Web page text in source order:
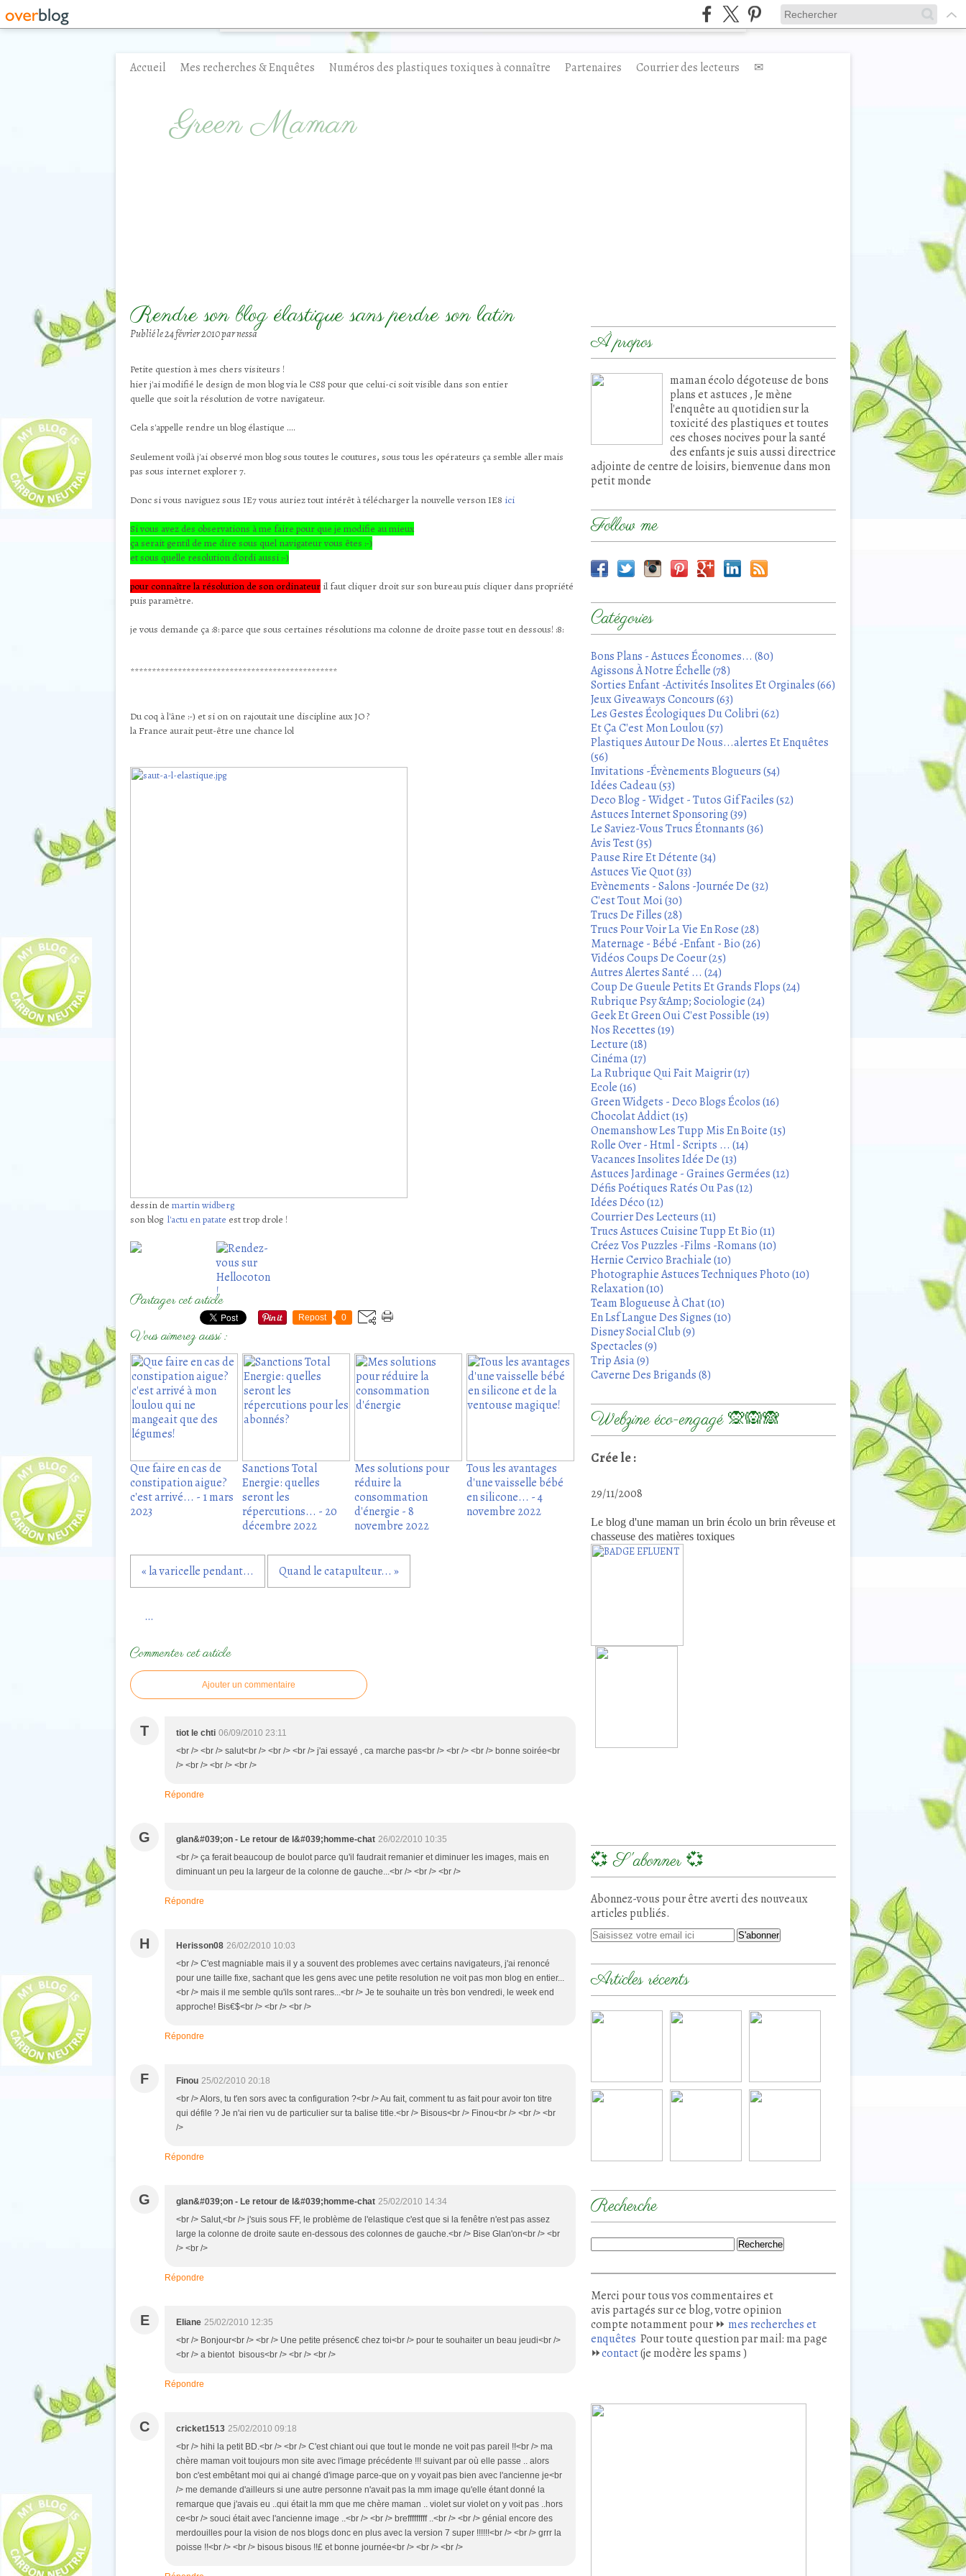
Green Maman
Accueil Mes recherches & Enquêtes Numéros des plastiques toxiques à connaître Partenaires Courrier des lecteurs
✉
Rendre son blog élastique sans perdre son latin
Publié le24 février 2010par nessa
Petite question à mes chers visiteurs !
hier j'ai modifié le design de mon blog via le CSS pour que celui-ci soit visible dans son entier
quelle que soit la résolution de votre navigateur.
Cela s'appelle rendre un blog élastique ....
Seulement voilà j'ai observé mon blog sous toutes le coutures, sous tous les opérateurs ça semble allermais
pas sous internet explorer 7.
Donc si vous naviguez sous IE7 vous auriez tout intérêt à télécharger la nouvelle verson IE8 ici
Si vous avez des observations à me faire pour que je modifie au mieux
ça serait gentil de me dire sous quel navigateur vous êtes :-)
et sous quelle resolution d'ordi aussi :-)
pour connaître la résolution de son ordinateur il faut cliquer droit sur son bureau puis cliquer dans propriété
puis paramètre.
je vous demande ça :8: parce que sous certaines résolutions ma colonne de droite passe tout en dessous! :8:
************************************************
Du coq à l'âne :-) et si on on rajoutait une discipline aux JO ?
la France aurait peut-être une chance lol
dessin de martin widberg
son blog l'actu en patate est trop drole !
Partager cet article
Repost 0
Vous aimerez aussi :
Que faire en cas de
constipation aigue?
c'est arrivé... - 1 mars
2023
Sanctions Total
Energie: quelles
seront les
répercutions... - 20
décembre 2022
Mes solutions pour
réduire la
consommation
d'énergie - 8
novembre 2022
Tous les avantages
d'une vaisselle bébé
en silicone... - 4
novembre 2022
« la varicelle pendant... Quand le catapulteur... »
…
Commenter cet article
Ajouter un commentaire
T tiot le chti 06/09/2010 23:11
<br /> <br /> salut<br /> <br /> <br /> j'ai essayé , ca marche pas<br /> <br /> <br /> bonne soirée<br
/> <br /> <br /> <br />
Répondre
G glan&#039;on - Le retour de l&#039;homme-chat 26/02/2010 10:35
<br /> ça ferait beaucoup de boulot parce qu'il faudrait remanier et diminuer les images, mais en
diminuant un peu la largeur de la colonne de gauche...<br /> <br /> <br />
Répondre
H Herisson08 26/02/2010 10:03
<br /> C'est magniable mais il y a souvent des problemes avec certains navigateurs, j'ai renoncé
pour une taille fixe, sachant que les gens avec une petite resolution ne voit pas mon blog en entier...
<br /> mais il me semble qu'ils sont rares...<br /> Je te souhaite un très bon vendredi, le week end
approche! Bis€$<br /> <br /> <br />
Répondre
F Finou 25/02/2010 20:18
<br /> Alors, tu t'en sors avec ta configuration ?<br /> Au fait, comment tu as fait pour avoir ton titre
qui défile ? Je n'ai rien vu de particulier sur ta balise title.<br /> Bisous<br /> Finou<br /> <br /> <br
/>
Répondre
G glan&#039;on - Le retour de l&#039;homme-chat 25/02/2010 14:34
<br /> Salut,<br /> j'suis sous FF, le problème de l'elastique c'est que si la fenêtre n'est pas assez
large la colonne de droite saute en-dessous des colonnes de gauche.<br /> Bise Glan'on<br /> <br
/> <br />
Répondre
E Eliane 25/02/2010 12:35
<br /> Bonjour<br /> <br /> Une petite présenc€ chez toi<br /> pour te souhaiter un beau jeudi<br />
<br /> a bientot bisous<br /> <br /> <br />
Répondre
C cricket1513 25/02/2010 09:18
<br /> hihi la petit BD.<br /> <br /> C'est chiant oui que tout le monde ne voit pas pareil !!<br /> ma
chère maman voit toujours mon site avec l'image précédente !!! suivant par où elle passe .. alors
bon c'est embêtant moi qui ai changé d'image parce-que on y voyait pas bien avec l'ancienne je<br
/> me demande d'ailleurs si une autre personne n'avait pas la mm image qu'elle étant donné la
remarque que j'avais eu ..qui était la mm que me chère maman .. violet sur violet on y voit pas ..hors
ce<br /> souci était avec l'ancienne image ..<br /> <br /> brefffffffff ..<br /> <br /> génial encore des
merdouilles pour la vision de nos blogs donc en plus avec la version 7 super !!!!!!<br /> <br /> grrr la
poisse !!<br /> <br /> bisous bisous !!£ et bonne journée<br /> <br /> <br />
À propos
maman écolo dégoteuse de bons
plans et astuces , Je mène
l'enquête au quotidien sur la
toxicité des plastiques et toutes
ces choses nocives pour la santé
des enfants je suis aussi directrice
adjointe de centre de loisirs, bienvenue dans mon
petit monde
Follow me
Catégories
Bons Plans - Astuces Économes... (80)
Agissons À Notre Échelle (78)
Sorties Enfant -Activités Insolites Et Orginales (66)
Jeux Giveaways Concours (63)
Les Gestes Écologiques Du Colibri (62)
Et Ça C'est Mon Loulou (57)
Plastiques Autour De Nous...alertes Et Enquêtes
(56)
Invitations -Évènements Blogueurs (54)
Idées Cadeau (53)
Deco Blog - Widget - Tutos Gif Faciles (52)
Astuces Internet Sponsoring (39)
Le Saviez-Vous Trucs Étonnants (36)
Avis Test (35)
Pause Rire Et Détente (34)
Astuces Vie Quot (33)
Evènements - Salons -Journée De (32)
C'est Tout Moi (30)
Trucs De Filles (28)
Trucs Pour Voir La Vie En Rose (28)
Maternage - Bébé -Enfant - Bio (26)
Vidéos Coups De Coeur (25)
Autres Alertes Santé ... (24)
Coup De Gueule Petits Et Grands Flops (24)
Rubrique Psy &Amp; Sociologie (24)
Geek Et Green Oui C'est Possible (19)
Nos Recettes (19)
Lecture (18)
Cinéma (17)
La Rubrique Qui Fait Maigrir (17)
Ecole (16)
Green Widgets - Deco Blogs Écolos (16)
Chocolat Addict (15)
Onemanshow Les Tupp Mis En Boite (15)
Rolle Over - Html - Scripts ... (14)
Vacances Insolites Idée De (13)
Astuces Jardinage - Graines Germées (12)
Défis Poétiques Ratés Ou Pas (12)
Idées Déco (12)
Courrier Des Lecteurs (11)
Trucs Astuces Cuisine Tupp Et Bio (11)
Créez Vos Puzzles -Films -Romans (10)
Hernie Cervico Brachiale (10)
Photographie Astuces Techniques Photo (10)
Relaxation (10)
Team Blogueuse À Chat (10)
En Lsf Langue Des Signes (10)
Disney Social Club (9)
Spectacles (9)
Trip Asia (9)
Caverne Des Brigands (8)
Webzine éco-engagé 🙊🙉🙈
Crée le :
29/11/2008
Le blog d'une maman un brin écolo un brin rêveuse et
chasseuse des matières toxiques
💞 S'abonner 💞
Abonnez-vous pour être averti des nouveaux
articles publiés.
Articles récents
Recherche
Merci pour tous vos commentaires et
avis partagés sur ce blog, votre opinion
compte notamment pour ⏩ mes recherches et
enquêtes Pour toute question par mail: ma page
⏩contact(je modère les spams )